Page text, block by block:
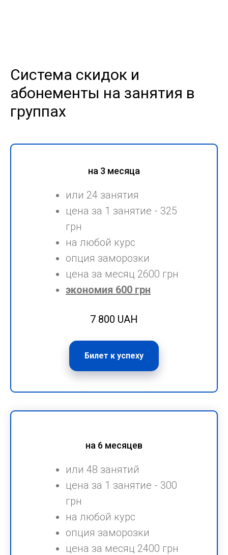
Система скидок и
абонементы на занятия в
группах
на 3 месяца
или 24 занятия
цена за 1 занятие - 325
грн
на любой курс
опция заморозки
цена за месяц 2600 грн
экономия 600 грн
7 800 UAH
Билет к успеху
на 6 месяцев
или 48 занятий
цена за 1 занятие - 300
грн
на любой курс
опция заморозки
цена за месяц 2400 грн